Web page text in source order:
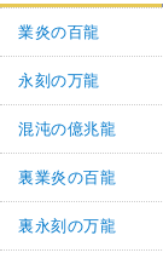
業炎の百龍
永刻の万龍
混沌の億兆龍
裏業炎の百龍
裏永刻の万龍